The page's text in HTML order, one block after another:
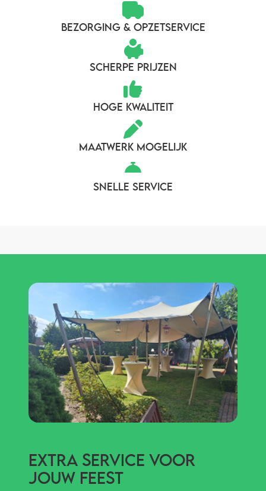
BEZORGING & OPZETSERVICE
SCHERPE PRIJZEN
HOGE KWALITEIT
MAATWERK MOGELIJK
SNELLE SERVICE
Extra service voor
jouw feest